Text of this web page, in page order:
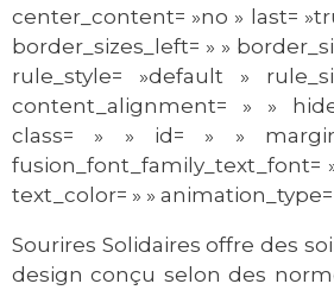
center_content= »no » last=
border_sizes_left= » »
rule_style= »default »
content_alignment= » »
class= » » id= » »
fusion_font_family_text_font=
text_color= » »
Sourires Solidaires offre des
design conçu selon des